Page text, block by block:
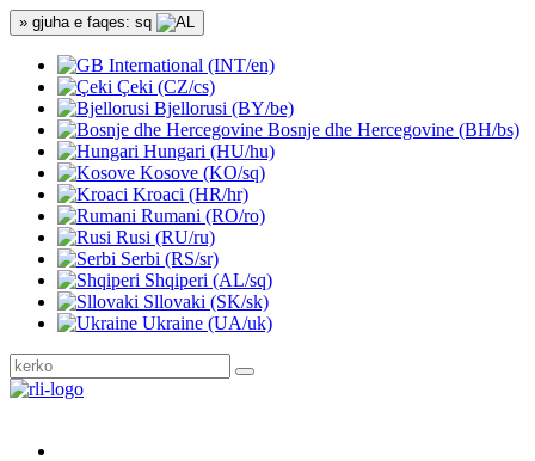
» gjuha e faqes: sq
International (INT/en)
Çeki (CZ/cs)
Bjellorusi (BY/be)
Bosnje dhe Hercegovine (BH/bs)
Hungari (HU/hu)
Kosove (KO/sq)
Kroaci (HR/hr)
Rumani (RO/ro)
Rusi (RU/ru)
Serbi (RS/sr)
Shqiperi (AL/sq)
Sllovaki (SK/sk)
Ukraine (UA/uk)